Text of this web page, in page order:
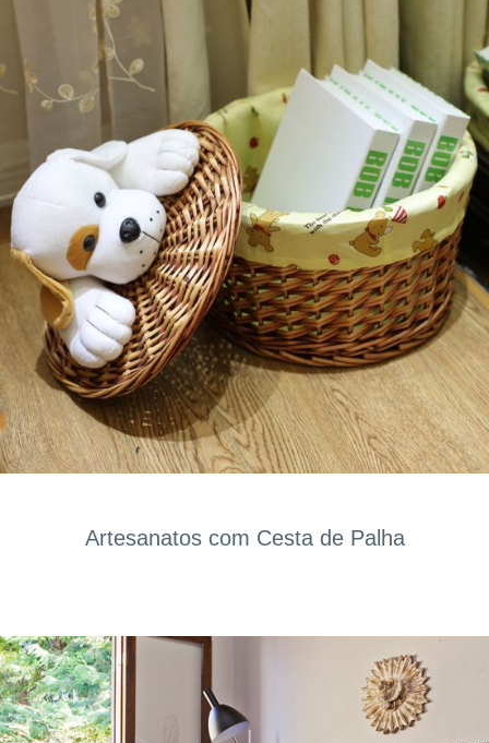
Artesanatos com Cesta de Palha